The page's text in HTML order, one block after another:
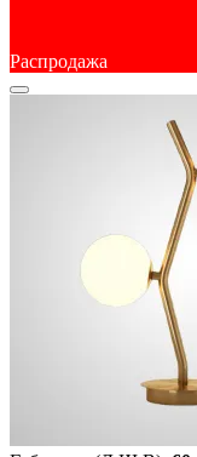
Распродажа